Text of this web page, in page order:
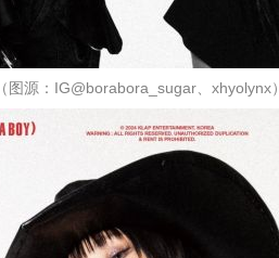
（图源：IG@borabora_sugar、xhyolynx）